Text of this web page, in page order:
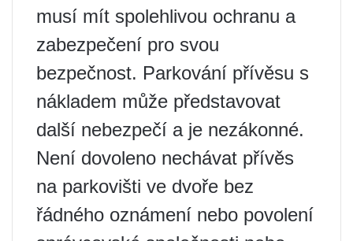
musí mít spolehlivou ochranu a
zabezpečení pro svou
bezpečnost. Parkování přívěsu s
nákladem může představovat
další nebezpečí a je nezákonné.
Není dovoleno nechávat přívěs
na parkovišti ve dvoře bez
řádného oznámení nebo povolení